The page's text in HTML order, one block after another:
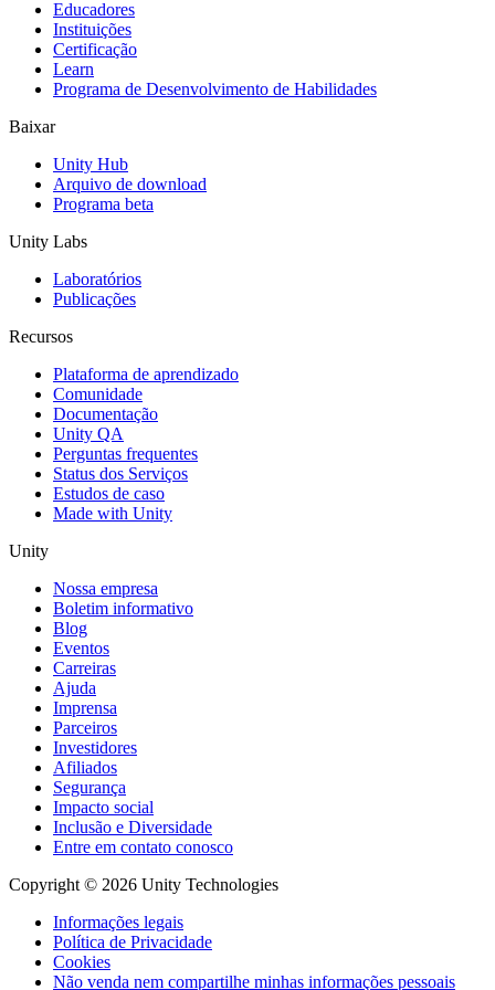
Jogos XR
Lance jogos XR em várias plataformas
Jogos com multijogador
Educadores
Instituições
Certificação
Learn
Programa de Desenvolvimento de Habilidades
Baixar
Unity Hub
Arquivo de download
Programa beta
Unity Labs
Laboratórios
Publicações
Recursos
Plataforma de aprendizado
Comunidade
Documentação
Unity QA
Perguntas frequentes
Status dos Serviços
Estudos de caso
Made with Unity
Unity
Nossa empresa
Boletim informativo
Blog
Eventos
Carreiras
Ajuda
Imprensa
Parceiros
Investidores
Afiliados
Segurança
Impacto social
Inclusão e Diversidade
Entre em contato conosco
Copyright © 2026 Unity Technologies
Informações legais
Política de Privacidade
Cookies
Não venda nem compartilhe minhas informações pessoais